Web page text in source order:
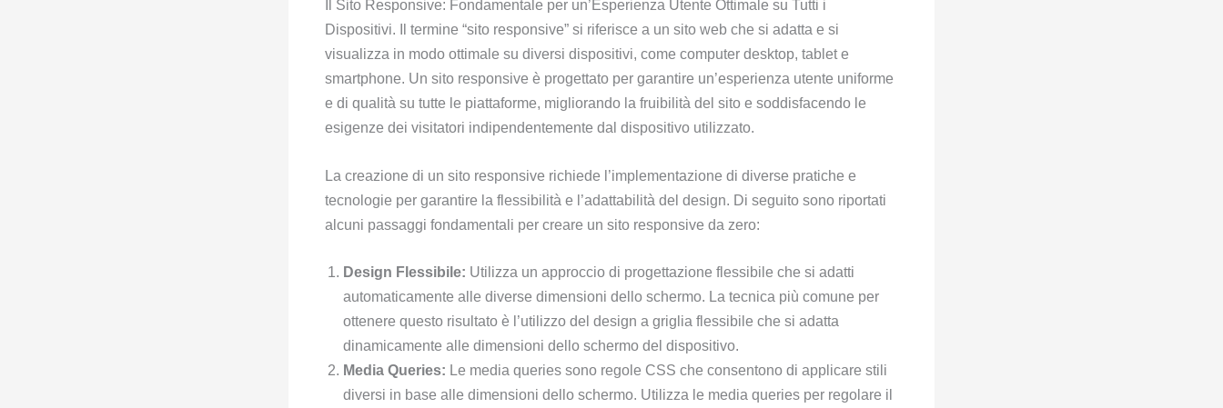
Il Sito Responsive: Fondamentale per un’Esperienza Utente Ottimale su Tutti i
Dispositivi. Il termine “sito responsive” si riferisce a un sito web che si adatta e si
visualizza in modo ottimale su diversi dispositivi, come computer desktop, tablet e
smartphone. Un sito responsive è progettato per garantire un’esperienza utente uniforme
e di qualità su tutte le piattaforme, migliorando la fruibilità del sito e soddisfacendo le
esigenze dei visitatori indipendentemente dal dispositivo utilizzato.
La creazione di un sito responsive richiede l’implementazione di diverse pratiche e
tecnologie per garantire la flessibilità e l’adattabilità del design. Di seguito sono riportati
alcuni passaggi fondamentali per creare un sito responsive da zero:
Design Flessibile: Utilizza un approccio di progettazione flessibile che si adatti
automaticamente alle diverse dimensioni dello schermo. La tecnica più comune per
ottenere questo risultato è l’utilizzo del design a griglia flessibile che si adatta
dinamicamente alle dimensioni dello schermo del dispositivo.
Media Queries: Le media queries sono regole CSS che consentono di applicare stili
diversi in base alle dimensioni dello schermo. Utilizza le media queries per regolare il